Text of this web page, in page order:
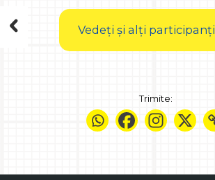
Vedeți și alți participanți
Trimite: